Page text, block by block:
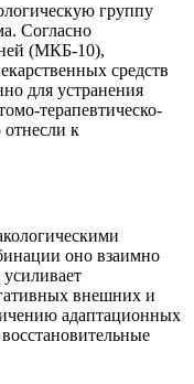
группу
Согласно
(МКБ-10),
средств
для устранения
терапевтическо-
к
оно взаимно
внешних и
адаптационных